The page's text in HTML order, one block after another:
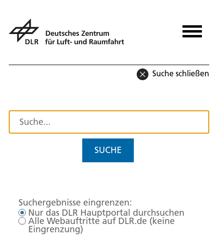
Suche schließen
SUCHE
Suchergebnisse eingrenzen:
Nur das DLR Hauptportal durchsuchen
Alle Webauftritte auf DLR.de (keine
Eingrenzung)